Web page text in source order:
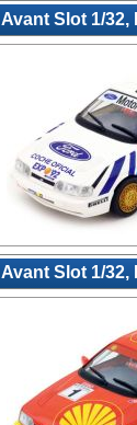
Avant Slot 1/32,
Avant Slot 1/32,